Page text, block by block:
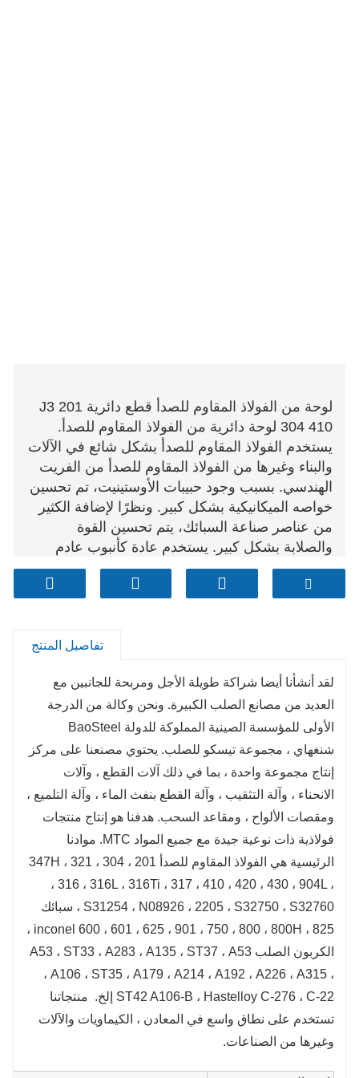
لوحة من الفولاذ المقاوم للصدأ قطع دائرية J3 201
304 410 لوحة دائرية من الفولاذ المقاوم للصدأ.
يستخدم الفولاذ المقاوم للصدأ بشكل شائع في الآلات
والبناء وغيرها من الفولاذ المقاوم للصدأ من الفريت
الهندسي. بسبب وجود حبيبات الأوستينيت، تم تحسين
خواصه الميكانيكية بشكل كبير. ونظرًا لإضافة الكثير
من عناصر صناعة السبائك، يتم تحسين القوة
والصلابة بشكل كبير. يستخدم عادة كأنبوب عادم
السيارات، الفولاذ المقاوم للصدأ من الحديد (فولاذ
الكروم).
تفاصيل المنتج
لقد أنشأنا أيضا شراكة طويلة الأجل ومربحة للجانبين مع
العديد من مصانع الصلب الكبيرة. ونحن وكالة من الدرجة
الأولى للمؤسسة الصينية المملوكة للدولة BaoSteel
شنغهاي ، مجموعة تيسكو للصلب. يحتوي مصنعنا على مركز
إنتاج مجموعة واحدة ، بما في ذلك آلات القطع ، وآلات
الانحناء ، وآلة التثقيب ، وآلة القطع بنفث الماء ، وآلة التلميع ،
ومقصات الألواح ، ومقاعد السحب. هدفنا هو إنتاج منتجات
فولاذية ذات نوعية جيدة مع جميع المواد MTC. موادنا
الرئيسية هي الفولاذ المقاوم للصدأ 201 ، 304 ، 321 ، 347H
، 316 ، 316L ، 316Ti ، 317 ، 410 ، 420 ، 430 ، 904L ،
S31254 ، N08926 ، 2205 ، S32750 ، S32760 ، سبائك
inconel 600 ، 601 ، 625 ، 901 ، 750 ، 800 ، 800H ، 825 ،
الكربون الصلب A53 ، ST33 ، A283 ، A135 ، ST37 ، A53
، A106 ، ST35 ، A179 ، A214 ، A192 ، A226 ، A315 ،
ST42 A106-B ، Hastelloy C-276 ، C-22 إلخ. منتجاتنا
تستخدم على نطاق واسع في المعادن ، الكيماويات والآلات
وغيرها من الصناعات.